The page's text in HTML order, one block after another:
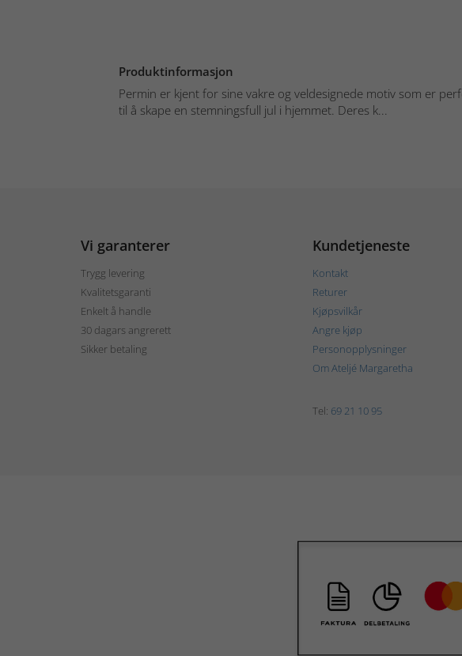
Produktinformasjon
Permin er kjent for sine vakre og veldesignede motiv som er
til å skape en stemningsfull jul i hjemmet. Deres k...
Vi garanterer
Trygg levering
Kvalitetsgaranti
Enkelt å handle
30 dagars angrerett
Sikker betaling
Kundetjeneste
Kontakt
Returer
Kjøpsvilkår
Angre kjøp
Personopplysninger
Om Ateljé Margaretha
Tel: 69 21 10 95